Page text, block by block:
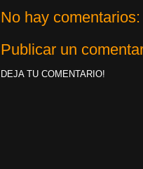
No hay comentarios:
Publicar un
DEJA TU COMENTARIO!